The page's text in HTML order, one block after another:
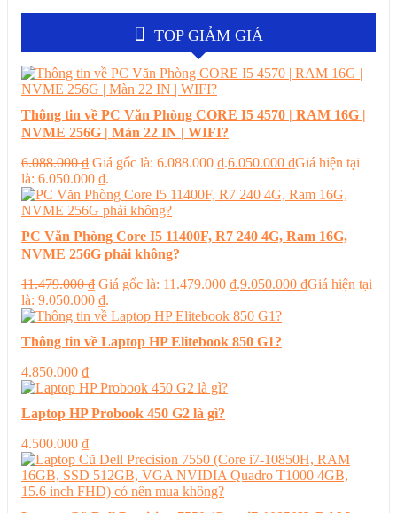
TOP GIẢM GIÁ
Thông tin về PC Văn Phòng CORE I5 4570 | RAM 16G |
NVME 256G | Màn 22 IN | WIFI?
6.088.000₫ Giá gốc là: 6.088.000 ₫.6.050.000 ₫Giá hiện tại
là: 6.050.000 ₫.
PC Văn Phòng Core I5 11400F, R7 240 4G, Ram 16G,
NVME 256G phải không?
11.479.000₫ Giá gốc là: 11.479.000 ₫.9.050.000 ₫Giá hiện tại
là: 9.050.000 ₫.
Thông tin về Laptop HP Elitebook 850 G1?
4.850.000 ₫
Laptop HP Probook 450 G2 là gì?
4.500.000 ₫